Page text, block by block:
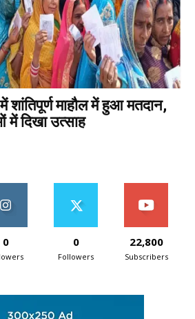
शांतिपूर्ण माहौल में हुआ मतदान,
दिखा उत्साह
0 0
Followers
22,800
Subscribers